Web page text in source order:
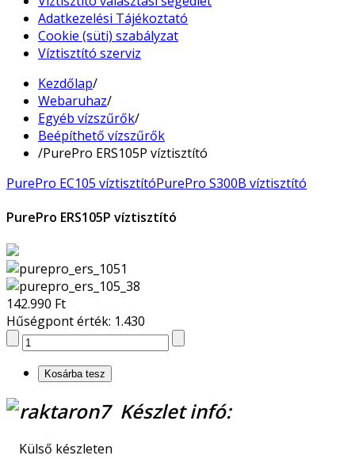
Adatkezelési Tájékoztató
Cookie (süti) szabályzat
Víztisztító szerviz
Kezdőlap/
Webaruhaz/
Egyéb vízszűrők/
Beépíthető vízszűrők
/PurePro ERS105P víztisztító
PurePro EC105 víztisztítóPurePro S300B víztisztító
PurePro ERS105P víztisztító
142.990 Ft
Hűségpont érték: 1.430
Készlet infó:
Külső készleten